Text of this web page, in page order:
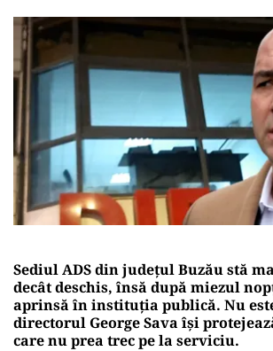
Sediul ADS din județul Buzău stă
decât deschis, însă după miezul
aprinsă în instituția publică. Nu
directorul George Sava își
care nu prea trec pe la serviciu.